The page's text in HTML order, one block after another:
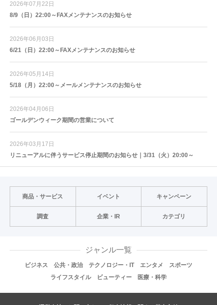
2026年07月22日
8/9（日）22:00～FAXメンテナンスのお知らせ
2026年06月03日
6/21（日）22:00～FAXメンテナンスのお知らせ
2026年05月14日
5/18（月）22:00～メールメンテナンスのお知らせ
2026年04月06日
ゴールデンウィーク期間の営業について
2026年03月17日
リニューアルに伴うサービス停止期間のお知らせ｜3/31（火）20:00～
商品・サービス イベント キャンペーン
調査 企業・IR カテゴリ
ジャンル一覧
ビジネス 公共・政治 テクノロジー・IT エンタメ
スポーツ
ライフスタイル
ビューティー 医療・科学